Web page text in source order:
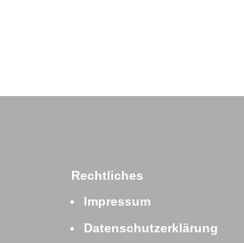
Rechtliches
Impressum
Datenschutzerklärung